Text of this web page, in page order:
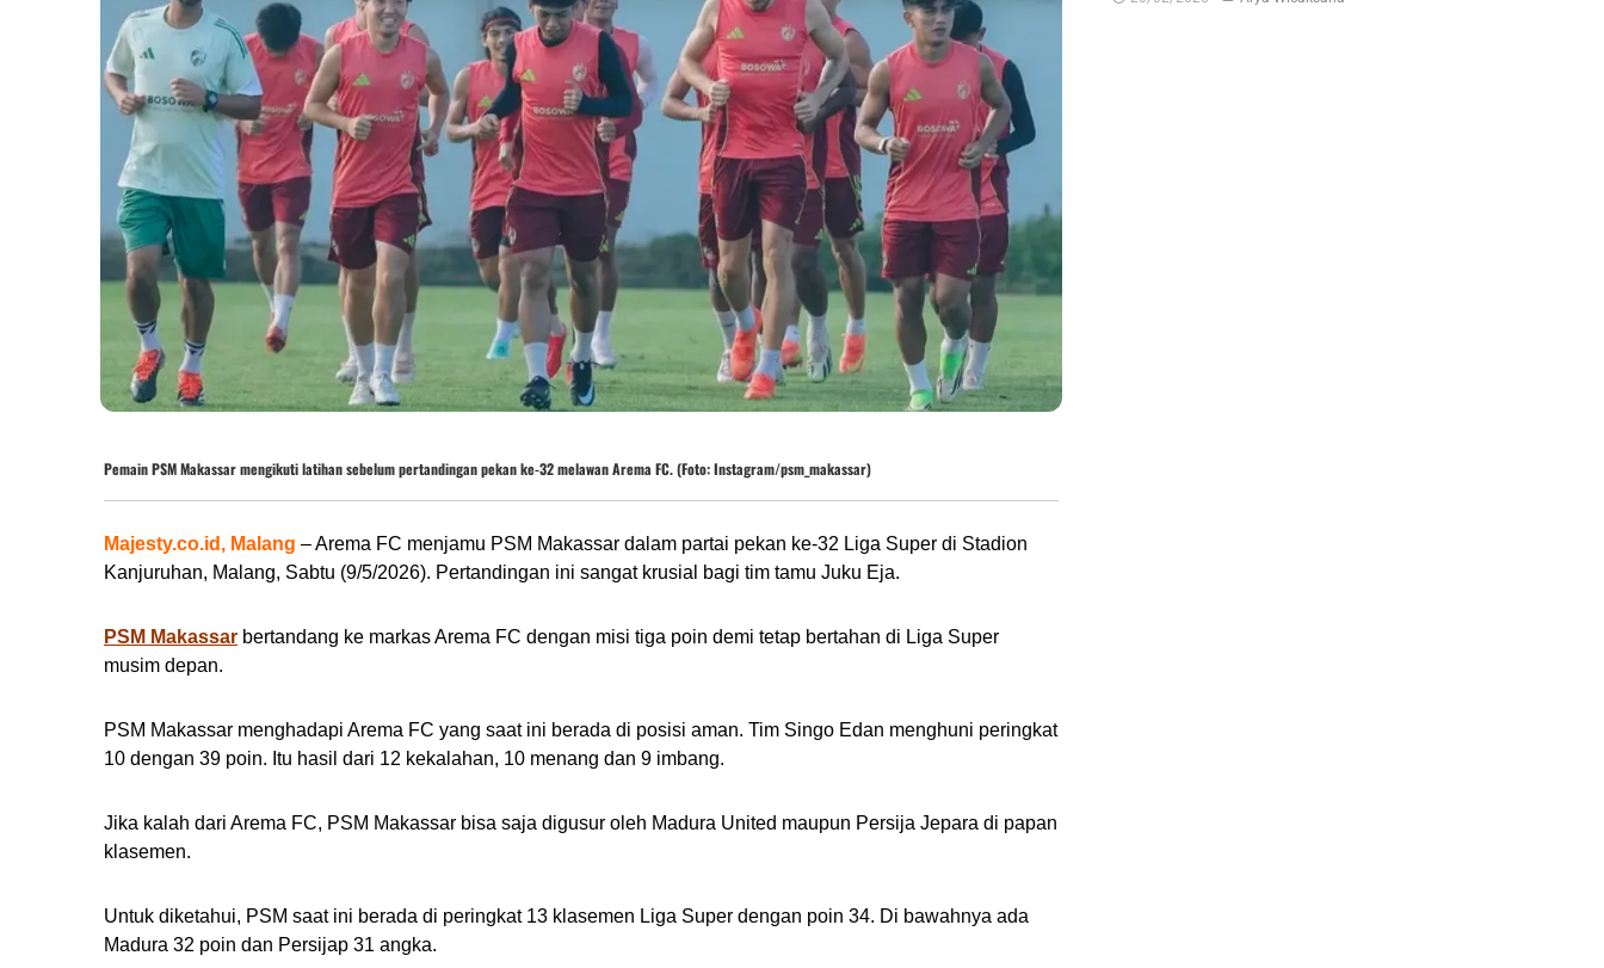
Pemain PSM Makassar mengikuti latihan sebelum pertandingan pekan ke-32 melawan Arema FC. (Foto: Instagram/psm_makassar)
Majesty.co.id, Malang – Arema FC menjamu PSM Makassar dalam partai pekan ke-32 Liga Super di Stadion
Kanjuruhan, Malang, Sabtu (9/5/2026). Pertandingan ini sangat krusial bagi tim tamu Juku Eja.
PSM Makassar bertandang ke markas Arema FC dengan misi tiga poin demi tetap bertahan di Liga Super
musim depan.
PSM Makassar menghadapi Arema FC yang saat ini berada di posisi aman. Tim Singo Edan menghuni peringkat
10 dengan 39 poin. Itu hasil dari 12 kekalahan, 10 menang dan 9 imbang.
Jika kalah dari Arema FC, PSM Makassar bisa saja digusur oleh Madura United maupun Persija Jepara di papan
klasemen.
Untuk diketahui, PSM saat ini berada di peringkat 13 klasemen Liga Super dengan poin 34. Di bawahnya ada
Madura 32 poin dan Persijap 31 angka.